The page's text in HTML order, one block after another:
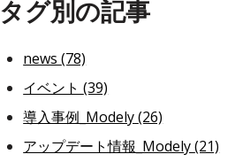
タグ別の記事
news(78)
イベント(39)
導入事例_Modely(26)
アップデート情報_Modely(21)